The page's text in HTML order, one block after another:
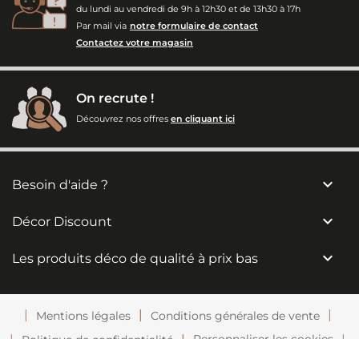
du lundi au vendredi de 9h à 12h30 et de 13h30 à 17h
Par mail via notre formulaire de contact
Contactez votre magasin
On recrute !
Découvrez nos offres en cliquant ici
Besoin d'aide ? 
Décor Discount 
Les produits déco de qualité à prix bas 
Mentions légales
Conditions générales de vente